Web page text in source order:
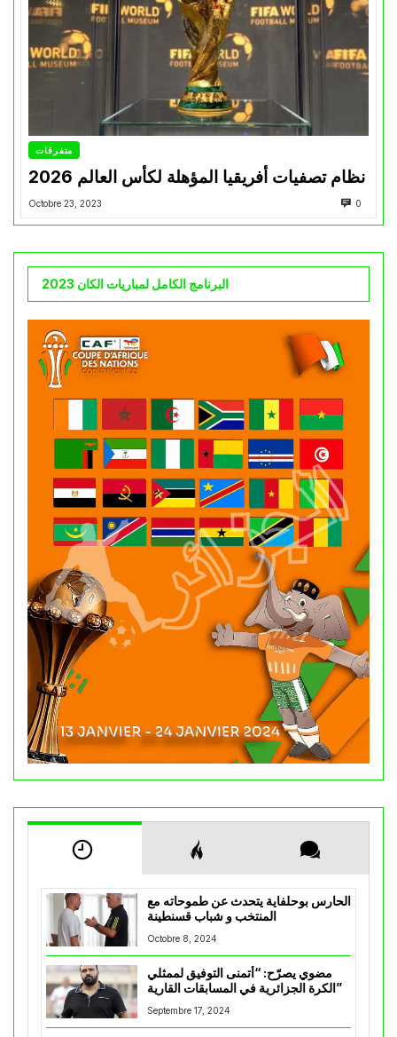
متفرقات
نظام تصفيات أفريقيا المؤهلة لكأس العالم 2026
Octobre 23, 2023 0
البرنامج الكامل لمباريات الكان 2023
الحارس بوحلفاية يتحدث عن طموحاته مع
المنتخب و شباب قسنطينة
Octobre 8, 2024
مضوي يصرّح: “أتمنى التوفيق لممثلي
الكرة الجزائرية في المسابقات القارية”
Septembre 17, 2024